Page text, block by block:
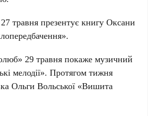
27 травня презентує книгу Оксани
29 травня покаже музичний
мелодії». Протягом тижня
Ольги Вольської «Вишита